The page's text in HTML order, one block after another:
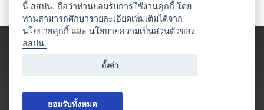
นี้ สสปน. ถือว่าท่านยอมรับการใช้งานคุกกี้ โดย
ท่านสามารถศึกษารายละเอียดเพิ่มเติมได้จาก
นโยบายคุกกี้ และนโยบายความเป็นส่วนตัวของ
สสปน.
ตั้งค่า
ยอมรับทั้งหมด